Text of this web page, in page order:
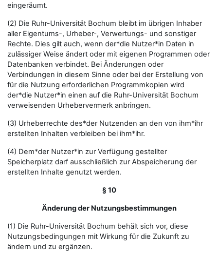
eingeräumt.
(2) Die Ruhr-Universität Bochum bleibt im übrigen Inhaber
aller Eigentums-, Urheber-, Verwertungs- und sonstiger
Rechte. Dies gilt auch, wenn der*die Nutzer*in Daten in
zulässiger Weise ändert oder mit eigenen Programmen oder
Datenbanken verbindet. Bei Änderungen oder
Verbindungen in diesem Sinne oder bei der Erstellung von
für die Nutzung erforderlichen Programmkopien wird
der*die Nutzer*in einen auf die Ruhr-Universität Bochum
verweisenden Urhebervermerk anbringen.
(3) Urheberrechte des*der Nutzenden an den von ihm*ihr
erstellten Inhalten verbleiben bei ihm*ihr.
(4) Dem*der Nutzer*in zur Verfügung gestellter
Speicherplatz darf ausschließlich zur Abspeicherung der
erstellten Inhalte genutzt werden.
§ 10
Änderung der Nutzungsbestimmungen
(1) Die Ruhr-Universität Bochum behält sich vor, diese
Nutzungsbedingungen mit Wirkung für die Zukunft zu
ändern und zu ergänzen.